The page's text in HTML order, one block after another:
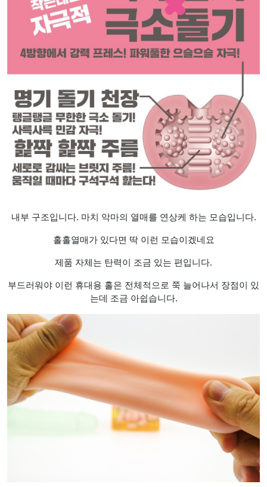
내부 구조입니다. 마치 악마의 열매를 연상케 하는 모습입니다.
홀홀열매가 있다면 딱 이런 모습이겠네요
제품 자체는 탄력이 조금 있는 편입니다.
부드러워야 이런 휴대용 홀은 전체적으로 쭉 늘어나서 장점이 있
는데 조금 아쉽습니다.